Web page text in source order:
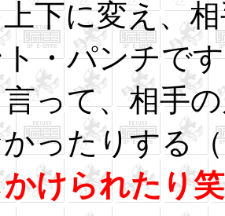
下に変え、
・パンチで
って、相手
ったりする（
けられたり笑